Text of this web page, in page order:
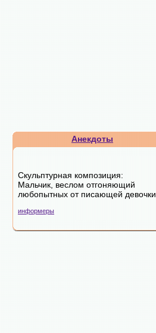
Анекдоты
Скульптурная композиция:
Мальчик, веслом отгоняющий
любопытных от писающей девочки.
информеры